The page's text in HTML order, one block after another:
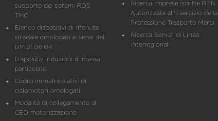
supporto dei sistemi RDS
TMC
Elenco dispositivi di ritenuta
stradale omologati ai sensi del
DM 21.06.04
Dispositivi riduzioni di massa
particolato
Codici immatricolativi di
ciclomotori omologati
Modalità di collegamento al
CED motorizzazione
Ricerca Imprese iscritte REN
Autorizzate all'Esercizio della
Professione Trasporto Merci
Ricerca Servizi di Linea
Interregionali